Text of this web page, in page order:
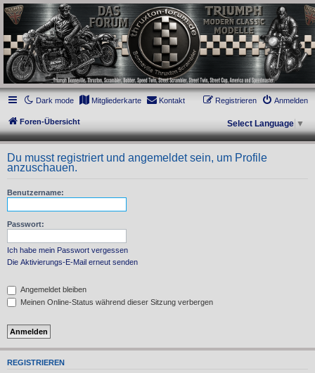
thruxton-forum.de
DAS FORUM! Alles rund um die Triumph Modern Classic Modelle. Das Forum für
die New Bonneville Baureihen ab BJ 2001. Triumph Bonneville, Thruxton,
Scrambler, Bobber, Speed Twin, Street Scrambler, Street Twin, Street Cup, America
und Speedmaster.
Dark mode
Mitgliederkarte Kontakt Anmelden
Registrieren
Foren-Übersicht Select Language ▼
Du musst registriert und angemeldet sein, um Profile
anzuschauen.
Benutzername:
Passwort:
Ich habe mein Passwort vergessen
Die Aktivierungs-E-Mail erneut senden
Angemeldet bleiben
Meinen Online-Status während dieser Sitzung verbergen
REGISTRIEREN